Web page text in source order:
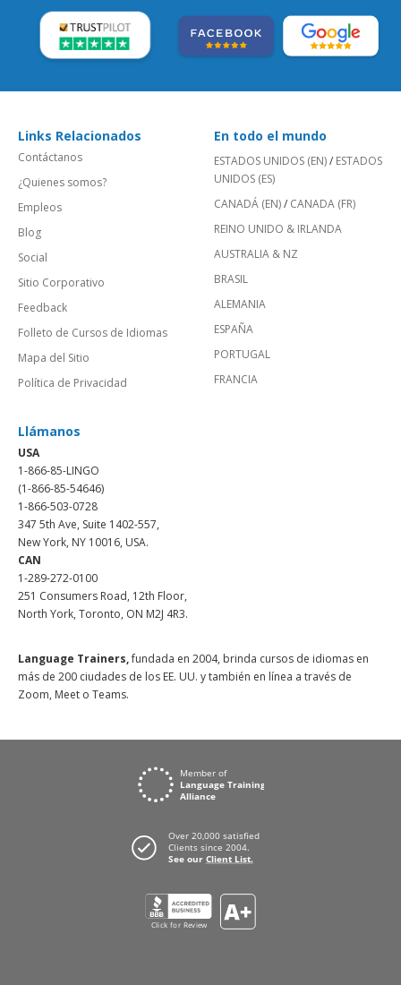
Links Relacionados
Contáctanos
¿Quienes somos?
Empleos
Blog
Social
Sitio Corporativo
Feedback
Folleto de Cursos de Idiomas
Mapa del Sitio
Política de Privacidad
En todo el mundo
ESTADOS UNIDOS (EN)/ ESTADOS
UNIDOS (ES)
CANADÁ (EN)/ CANADA (FR)
REINO UNIDO & IRLANDA
AUSTRALIA & NZ
BRASIL
ALEMANIA
ESPAÑA
PORTUGAL
FRANCIA
Llámanos
USA
1-866-85-LINGO
(1-866-85-54646)
1-866-503-0728
347 5th Ave, Suite 1402-557,
New York, NY 10016, USA.
CAN
1-289-272-0100
251 Consumers Road, 12th Floor,
North York, Toronto, ON M2J 4R3.
Language Trainers,fundada en 2004, brinda cursos de idiomas en
más de 200 ciudades de los EE. UU. y también en línea a través de
Zoom, Meet o Teams.